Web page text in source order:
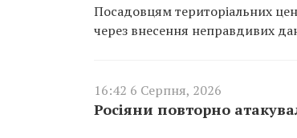
Посадовцям територіальних
через внесення неправдивих
16:42 6 Серпня, 2026
Росіяни повторно